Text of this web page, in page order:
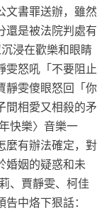
文書罪送辦，雖然
還是被法院判處有
浸在歡樂和眼睛
雯怒吼「不要阻止
靜雯傻眼怒回「你
間相愛又相殺的矛
快樂〉音樂一
麼有辦法確定，對
婚姻的疑惑和未
、賈靜雯、柯佳
中烙下狠話：